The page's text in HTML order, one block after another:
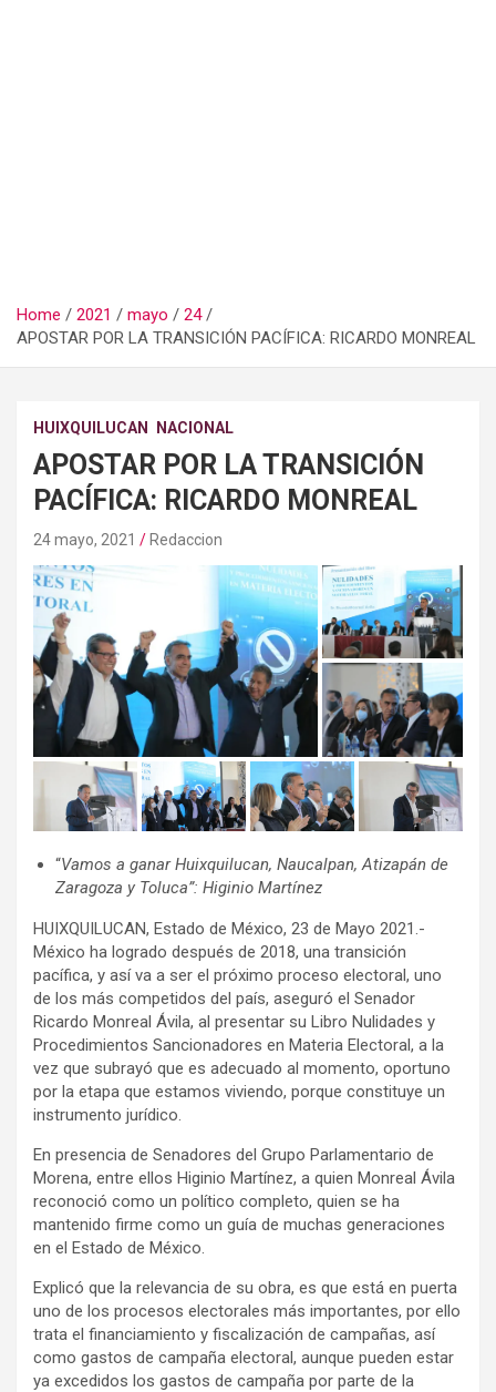
Home 2021 mayo
24
APOSTAR POR LA TRANSICIÓN PACÍFICA: RICARDO MONREAL
HUIXQUILUCAN NACIONAL
APOSTAR POR LA TRANSICIÓN
PACÍFICA: RICARDO MONREAL
24 mayo, 2021 Redaccion
“Vamos a ganar Huixquilucan, Naucalpan, Atizapán de
Zaragoza y Toluca”: Higinio Martínez
HUIXQUILUCAN, Estado de México, 23 de Mayo 2021.-
México ha logrado después de 2018, una transición
pacífica, y así va a ser el próximo proceso electoral, uno
de los más competidos del país, aseguró el Senador
Ricardo Monreal Ávila, al presentar su Libro Nulidades y
Procedimientos Sancionadores en Materia Electoral, a la
vez que subrayó que es adecuado al momento, oportuno
por la etapa que estamos viviendo, porque constituye un
instrumento jurídico.
En presencia de Senadores del Grupo Parlamentario de
Morena, entre ellos Higinio Martínez, a quien Monreal Ávila
reconoció como un político completo, quien se ha
mantenido firme como un guía de muchas generaciones
en el Estado de México.
Explicó que la relevancia de su obra, es que está en puerta
uno de los procesos electorales más importantes, por ello
trata el financiamiento y fiscalización de campañas, así
como gastos de campaña electoral, aunque pueden estar
ya excedidos los gastos de campaña por parte de la